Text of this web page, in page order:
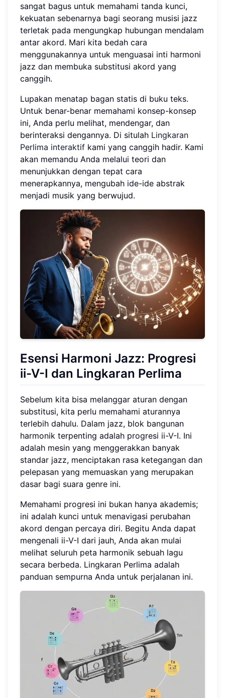
sangat bagus untuk memahami tanda kunci,
kekuatan sebenarnya bagi seorang musisi jazz
terletak pada mengungkap hubungan mendalam
antar akord. Mari kita bedah cara
menggunakannya untuk menguasai inti harmoni
jazz dan membuka substitusi akord yang
canggih.
Lupakan menatap bagan statis di buku teks.
Untuk benar-benar memahami konsep-konsep
ini, Anda perlu melihat, mendengar, dan
berinteraksi dengannya. Di situlah Lingkaran
Perlima interaktif kami yang canggih hadir. Kami
akan memandu Anda melalui teori dan
menunjukkan dengan tepat cara
menerapkannya, mengubah ide-ide abstrak
menjadi musik yang berwujud.
Esensi Harmoni Jazz: Progresi
ii-V-I dan Lingkaran Perlima
Sebelum kita bisa melanggar aturan dengan
substitusi, kita perlu memahami aturannya
terlebih dahulu. Dalam jazz, blok bangunan
harmonik terpenting adalah progresi ii-V-I. Ini
adalah mesin yang menggerakkan banyak
standar jazz, menciptakan rasa ketegangan dan
pelepasan yang memuaskan yang merupakan
dasar bagi suara genre ini.
Memahami progresi ini bukan hanya akademis;
ini adalah kunci untuk menavigasi perubahan
akord dengan percaya diri. Begitu Anda dapat
mengenali ii-V-I dari jauh, Anda akan mulai
melihat seluruh peta harmonik sebuah lagu
secara berbeda. Lingkaran Perlima adalah
panduan sempurna Anda untuk perjalanan ini.